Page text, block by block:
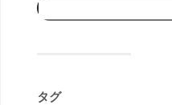
タグ